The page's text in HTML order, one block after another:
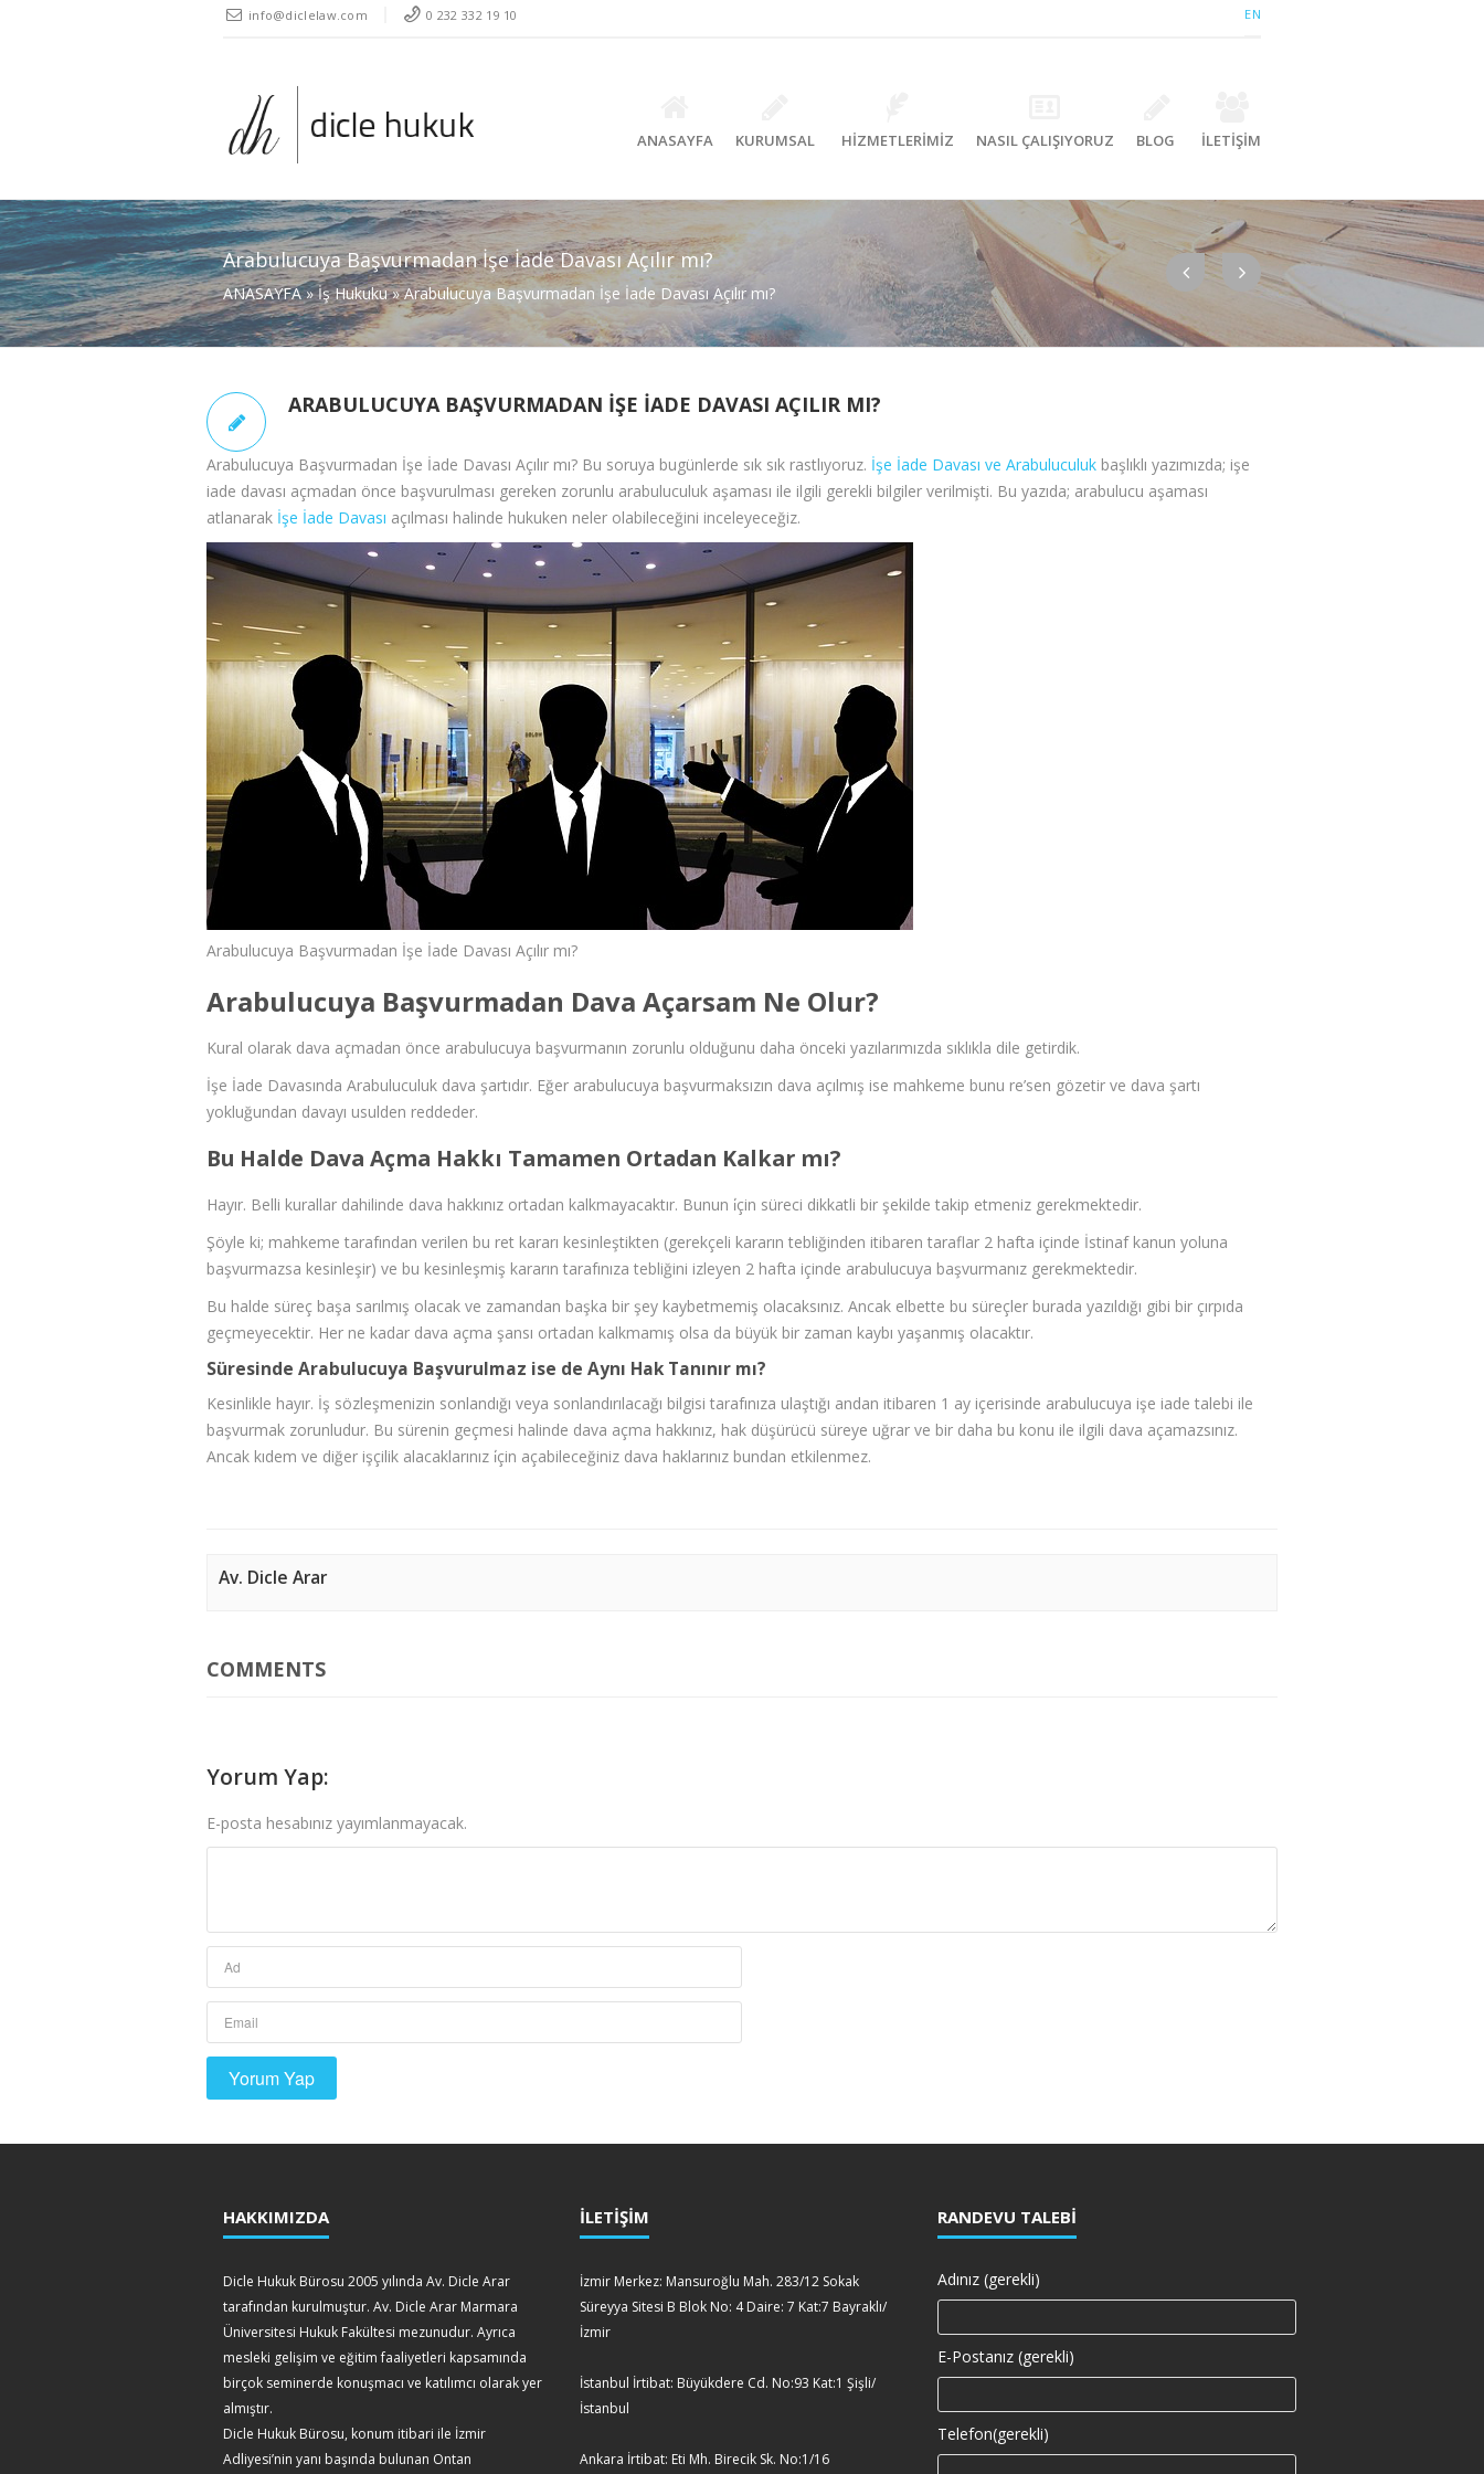
EN
info@diclelaw.com 0 232 332 19 10
ANASAYFA KURUMSAL HİZMETLERİMİZ NASIL ÇALIŞIYORUZ BLOG İLETİŞİM
Arabulucuya Başvurmadan İşe İade Davası Açılır mı?
ANASAYFA » İş Hukuku »Arabulucuya Başvurmadan İşe İade Davası Açılır mı?
ARABULUCUYA BAŞVURMADAN İŞE İADE DAVASI AÇILIR MI?
Arabulucuya Başvurmadan İşe İade Davası Açılır mı? Bu soruya bugünlerde sık sık rastlıyoruz. İşe İade Davası ve Arabuluculuk başlıklı yazımızda; işe
iade davası açmadan önce başvurulması gereken zorunlu arabuluculuk aşaması ile ilgili gerekli bilgiler verilmişti. Bu yazıda; arabulucu aşaması
atlanarak İşe İade Davası açılması halinde hukuken neler olabileceğini inceleyeceğiz.
Arabulucuya Başvurmadan İşe İade Davası Açılır mı?
Arabulucuya Başvurmadan Dava Açarsam Ne Olur?
Kural olarak dava açmadan önce arabulucuya başvurmanın zorunlu olduğunu daha önceki yazılarımızda sıklıkla dile getirdik.
İşe İade Davasında Arabuluculuk dava şartıdır. Eğer arabulucuya başvurmaksızın dava açılmış ise mahkeme bunu re’sen gözetir ve dava şartı
yokluğundan davayı usulden reddeder.
Bu Halde Dava Açma Hakkı Tamamen Ortadan Kalkar mı?
Hayır. Belli kurallar dahilinde dava hakkınız ortadan kalkmayacaktır. Bunun i̇çin süreci dikkatli bir şekilde takip etmeniz gerekmektedir.
Şöyle ki; mahkeme tarafından verilen bu ret kararı kesinleştikten (gerekçeli kararın tebliğinden itibaren taraflar 2 hafta içinde İstinaf kanun yoluna
başvurmazsa kesinleşir) ve bu kesinleşmiş kararın tarafınıza tebliğini izleyen 2 hafta içinde arabulucuya başvurmanız gerekmektedir.
Bu halde süreç başa sarılmış olacak ve zamandan başka bir şey kaybetmemiş olacaksınız. Ancak elbette bu süreçler burada yazıldığı gibi bir çırpıda
geçmeyecektir. Her ne kadar dava açma şansı ortadan kalkmamış olsa da büyük bir zaman kaybı yaşanmış olacaktır.
Süresinde Arabulucuya Başvurulmaz ise de Aynı Hak Tanınır mı?
Kesinlikle hayır. İş sözleşmenizin sonlandığı veya sonlandırılacağı bilgisi tarafınıza ulaştığı andan itibaren 1 ay içerisinde arabulucuya işe iade talebi ile
başvurmak zorunludur. Bu sürenin geçmesi halinde dava açma hakkınız, hak düşürücü süreye uğrar ve bir daha bu konu ile ilgili dava açamazsınız.
Ancak kıdem ve diğer işçilik alacaklarınız i̇çin açabileceğiniz dava haklarınız bundan etkilenmez.
Av. Dicle Arar
COMMENTS
Yorum Yap:
E-posta hesabınız yayımlanmayacak.
HAKKIMIZDA
Dicle Hukuk Bürosu 2005 yılında Av. Dicle Arar
tarafından kurulmuştur. Av. Dicle Arar Marmara
Üniversitesi Hukuk Fakültesi mezunudur. Ayrıca
mesleki gelişim ve eğitim faaliyetleri kapsamında
birçok seminerde konuşmacı ve katılımcı olarak yer
almıştır.
Dicle Hukuk Bürosu, konum itibari ile İzmir
Adliyesi’nin yanı başında bulunan Ontan
İLETİŞİM
İzmir Merkez: Mansuroğlu Mah. 283/12 Sokak
Süreyya Sitesi B Blok No: 4 Daire: 7 Kat:7 Bayraklı/
İzmir
İstanbul İrtibat: Büyükdere Cd. No:93 Kat:1 Şişli/
İstanbul
Ankara İrtibat: Eti Mh. Birecik Sk. No:1/16
RANDEVU TALEBI
Adınız (gerekli)
E-Postanız (gerekli)
Telefon(gerekli)